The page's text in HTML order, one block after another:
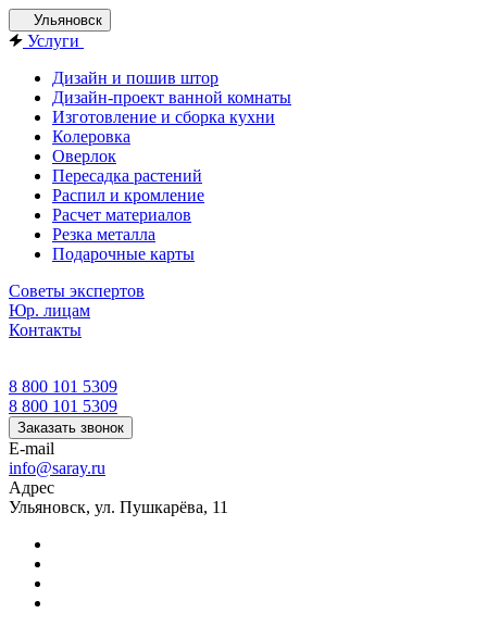
Ульяновск
Услуги
Дизайн и пошив штор
Дизайн-проект ванной комнаты
Изготовление и сборка кухни
Колеровка
Оверлок
Пересадка растений
Распил и кромление
Расчет материалов
Резка металла
Подарочные карты
Советы экспертов
Юр. лицам
Контакты
8 800 101 5309
8 800 101 5309
Заказать звонок
E-mail
info@saray.ru
Адрес
Ульяновск, ул. Пушкарёва, 11